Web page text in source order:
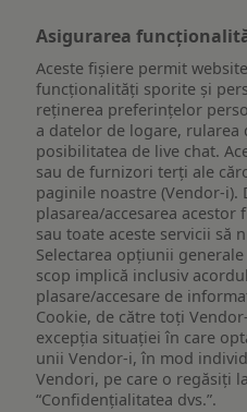
Asigurarea
Aceste fișiere permit
funcționalități sporite și
reţinerea preferinţelor
a datelor de logare, rularea
posibilitatea de live chat.
sau de furnizori terți ale
paginile noastre (Vendor-i).
plasarea/accesarea
sau toate aceste servicii să
Selectarea opțiunii
scop implică inclusiv
plasare/accesare de
Cookie, de către toți
excepția situației în care
unii Vendor-i, în mod
Vendori, pe care o regăsiți
“Confidențialitatea dvs.”.